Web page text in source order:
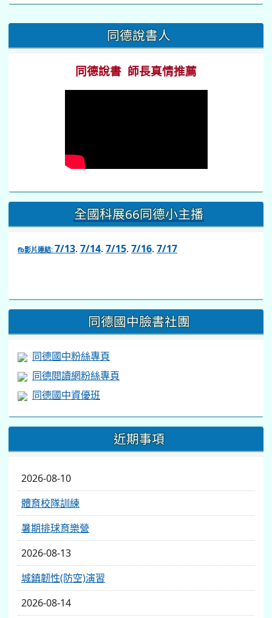
::: 同德說書人
同德說書 師長真情推薦
全國科展66同德小主播
fb影片連結: 7/13. 7/14. 7/15. 7/16. 7/17
https://www.facebook.com/share/v/1BsLSkstia/
同德國中臉書社團
同德國中粉絲專頁
同德閱讀網粉絲專頁
同德國中資優班
近期事項
2026-08-10
體育校隊訓練
暑期排球育樂營
2026-08-13
城鎮韌性(防空)演習
2026-08-14